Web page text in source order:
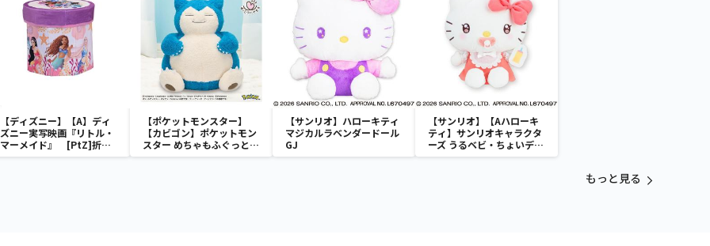
【ディズニー】【A】ディ
ズニー実写映画『リトル・
マーメイド』 [PtZ]折り
畳みボックスチェアー
【ポケットモンスター】
【カビゴン】ポケットモン
スター めちゃもふぐっと
ほっこりいやされぬいぐる
【サンリオ】ハローキティ
マジカルラベンダードール
GJ
【サンリオ】【Aハローキ
ティ】サンリオキャラクタ
ーズ うるベビ・ちょいデカ
ドール
もっと見る